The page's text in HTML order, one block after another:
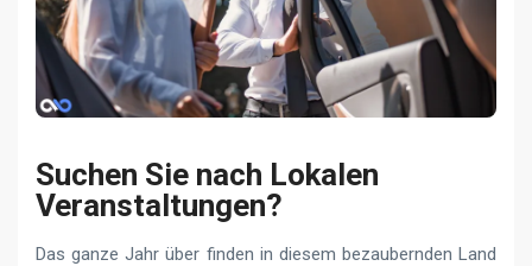
Suchen Sie nach Lokalen
Veranstaltungen?
Das ganze Jahr über finden in diesem bezaubernden Land